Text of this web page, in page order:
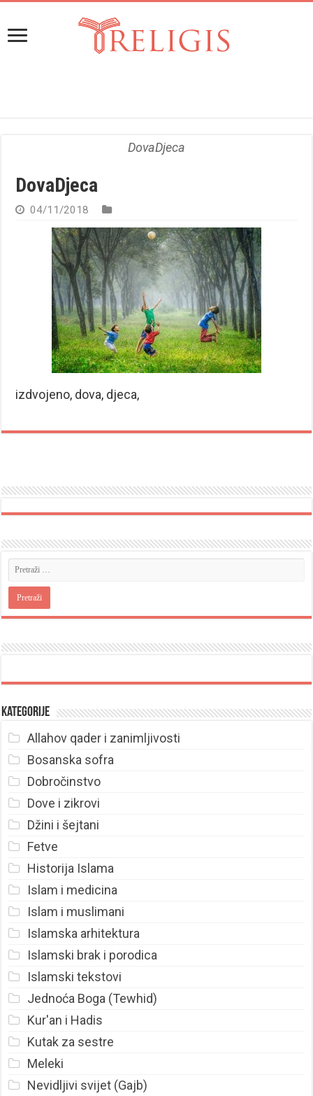
DovaDjeca
DovaDjeca
04/11/2018
izdvojeno, dova, djeca,
Kategorije
Allahov qader i zanimljivosti
Bosanska sofra
Dobročinstvo
Dove i zikrovi
Džini i šejtani
Fetve
Historija Islama
Islam i medicina
Islam i muslimani
Islamska arhitektura
Islamski brak i porodica
Islamski tekstovi
Jednoća Boga (Tewhid)
Kur'an i Hadis
Kutak za sestre
Meleki
Nevidljivi svijet (Gajb)